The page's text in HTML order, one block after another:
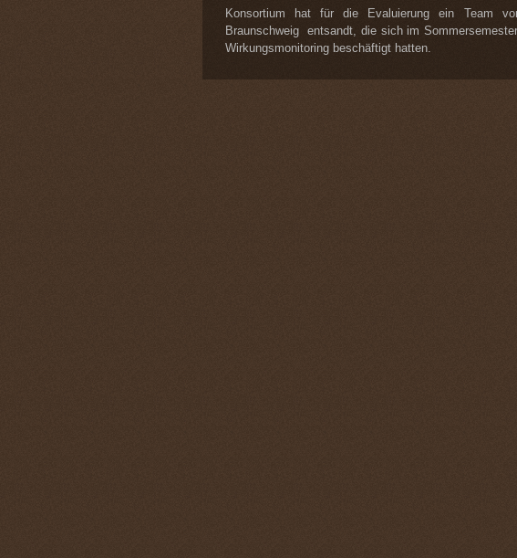
Konsortium hat für die Evaluierung ein Team
Braunschweig entsandt, die sich im
Wirkungsmonitoring beschäftigt hatten.